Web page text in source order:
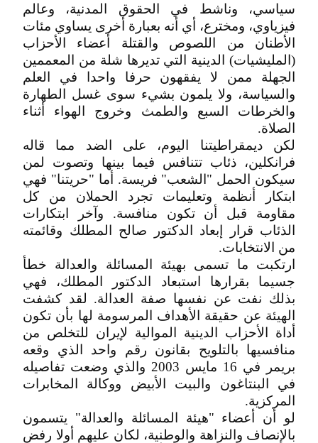
سياسي، وناشط في الحقوق المدنية، وعالم
فيزياوي، ومخترع، أي أنه بعبارة أخرى يساوي مئات
الأطنان من اللصوص والقتلة أعضاء الأحزاب
(المليشيات) الدينية التي تديرها شلة من المعممين
الجهلة ممن لا يفقهون حرفا واحدا في العلم
والسياسة، ولا يلمون بشيء سوى غسل الطهارة
والخرطات السبع والطمث وخروج الهواء أثناء
الصلاة.
لكن ديمقراطيتنا اليوم، على الضد مما قاله
فرانكلين، ذئاب تتنافس فيما بينها وتصوت لمن
سيكون الحمل "الشعب" فريسة. أما "حريتنا" فهي
ابتكار أنظمة وتعليمات تجرد الحملان من كل
مقاومة قبل أن تكون منافسة. وآخر ابتكارات
الذئاب قرار إبعاد الدكتور صالح المطلك وقائمته
من الانتخابات.
ارتكبت ما تسمى بهيئة المسائلة والعدالة خطأ
جسيما بقرارها استبعاد الدكتور المطلك، فهي
بذلك نفت عن نفسها صفة العدالة. لقد كشفت
الهيئة عن حقيقة الأهداف المرسومة لها بأن تكون
أداة الأحزاب الدينية الموالية لإيران للتخلص من
منافسيها بالتلويح بقانون رقم واحد الذي وقعه
بريمر في 16 مايس 2003 والذي وضعت تفاصيله
في البنتاغون والبيت الأبيض ووكالة المخابرات
المركزية.
لو أن أعضاء "هيئة المسائلة والعدالة" يتسمون
بالإنصاف والنزاهة والوطنية، لكان عليهم أولا رفض